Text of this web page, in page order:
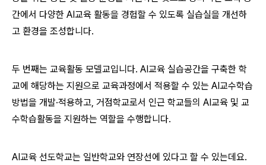
간에서 다양한 AI교육 활동을 경험할 수 있도록 실습실을 개선하
고 환경을 조성합니다.
두 번째는 교육활동 모델교입니다. AI교육 실습공간을 구축한 학
교에 해당하는 지원으로 교육과정에서 적용할 수 있는 AI교수학습
방법을 개발·적용하고, 거점학교로서 인근 학교들의 AI교육 및 교
수학습활동을 지원하는 역할을 수행합니다.
AI교육 선도학교는 일반학교와 연장선에 있다고 할 수 있는데요.